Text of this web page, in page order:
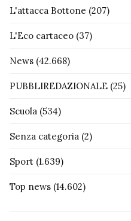
L'attacca Bottone (207)
L'Eco cartaceo (37)
News (42.668)
PUBBLIREDAZIONALE (25)
Scuola (534)
Senza categoria (2)
Sport (1.639)
Top news (14.602)